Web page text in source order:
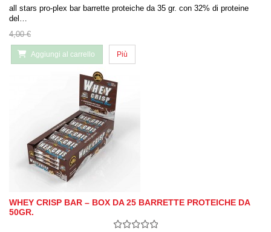
all stars pro-plex bar barrette proteiche da 35 gr. con 32% di proteine
del…
4,00 €
Aggiungi al carrello Più
WHEY CRISP BAR – BOX DA 25 BARRETTE PROTEICHE DA
50GR.